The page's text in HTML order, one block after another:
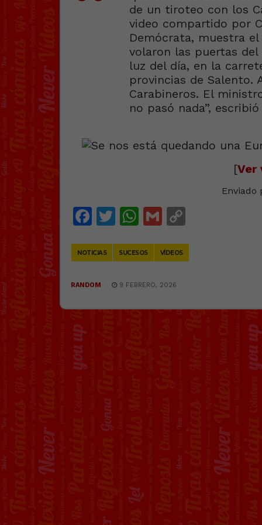
de un tiroteo con los
video compartido por
Demócrata, muestra
volaron las puertas
luz del día, en la
provincias de Salento.
Carabineros. El
no pasó nada”,
[Ver
Enviado
Facebook
Twitter
WhatsApp
Gmail
NOTICIAS SUCESOS VÍDEOS
RANDOM 9 FEBRERO, 2026